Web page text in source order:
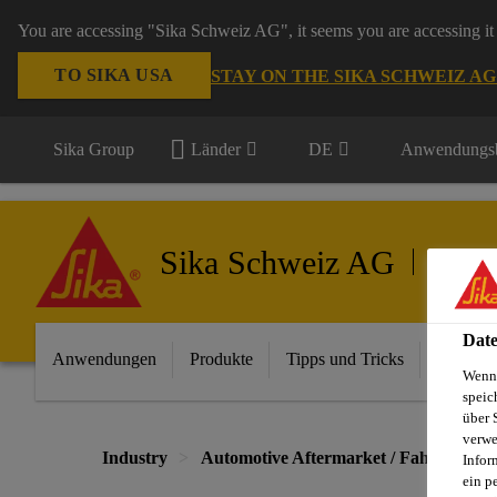
You are accessing "Sika Schweiz AG", it seems you are
TO SIKA USA STAY ON THE SIKA SCHWEIZ
Sika Group Länder DE
Sika Schweiz AG
Anwendungen Produkte Tipps und Tricks
Industry Automotive Aftermarket /
über
ein